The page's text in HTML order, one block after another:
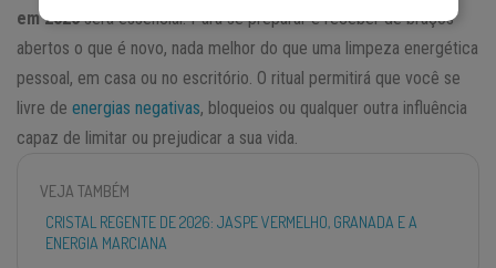
em 2026será essencial. Para se preparar e receber de braços
abertos o que é novo, nada melhor do que uma limpeza energética
pessoal, em casa ou no escritório. O ritual permitirá que você se
livre de energias negativas, bloqueios ou qualquer outra influência
capaz de limitar ou prejudicar a sua vida.
VEJA TAMBÉM
CRISTAL REGENTE DE 2026: JASPE VERMELHO, GRANADA E A
ENERGIA MARCIANA